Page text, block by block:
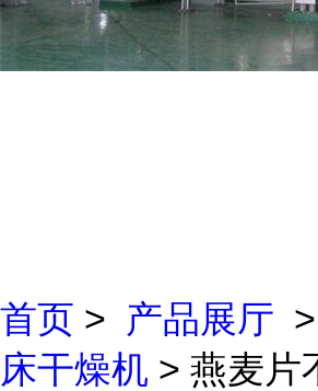
首页 > 产品展厅 >
床干燥机 > 燕麦片